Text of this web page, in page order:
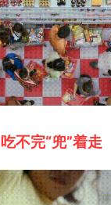
吃不完“兜”着走